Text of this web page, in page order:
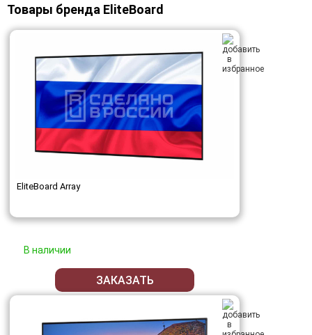
Товары бренда EliteBoard
EliteBoard Array
В наличии
ЗАКАЗАТЬ